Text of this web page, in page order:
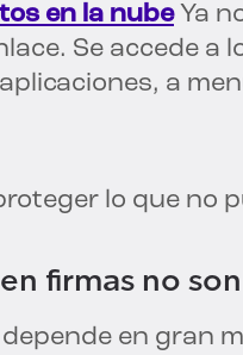
en la nubeYa
Se accede a
a
lo que no
firmas no
en gran